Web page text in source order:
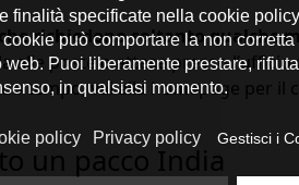
richiedono soltanto qualche
alle poste o attese presso
tempo, vai alla homepage per il
un pacco India